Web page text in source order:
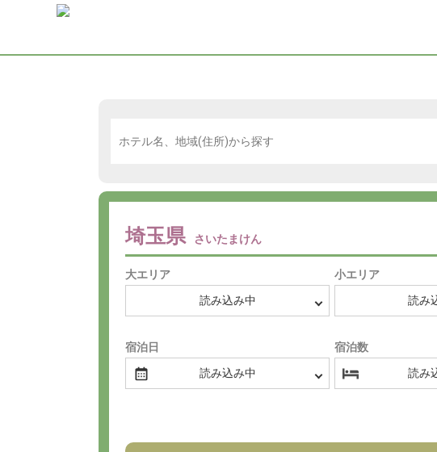
埼玉県 さいたまけん
大エリア 小エリア
宿泊日 宿泊数